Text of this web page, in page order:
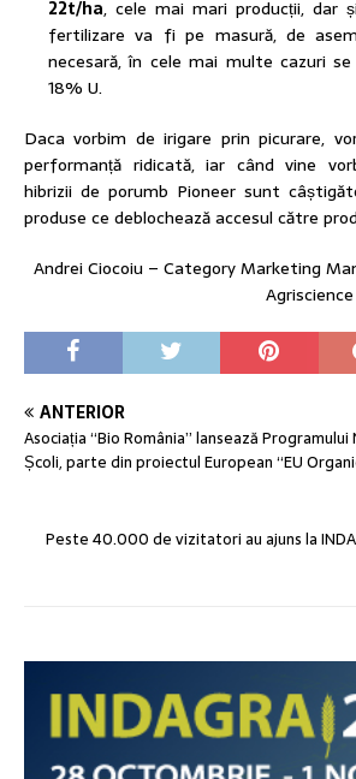
22t/ha, cele mai mari producții, dar
fertilizare va fi pe masură, de
necesară, în cele mai multe cazuri
18% U.
Daca vorbim de irigare prin picurare,
performanță ridicată, iar când vine
hibrizii de porumb Pioneer sunt
produse ce deblochează accesul către
Andrei Ciocoiu – Category Marketing
ANTERIOR
Asociația “Bio România” lansează Programului
Școli, parte din proiectul European “EU
Peste 40.000 de vizitatori au ajuns la